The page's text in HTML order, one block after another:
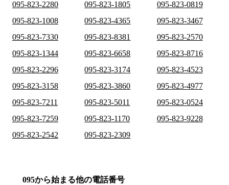
095-823-2280
095-823-1805
095-823-0819
095-823-1008
095-823-4365
095-823-3467
095-823-7330
095-823-8381
095-823-2570
095-823-1344
095-823-6658
095-823-8716
095-823-2296
095-823-3174
095-823-4523
095-823-3158
095-823-3860
095-823-4977
095-823-7211
095-823-5011
095-823-0524
095-823-7259
095-823-1170
095-823-9228
095-823-2542
095-823-2309
095から始まる他の電話番号